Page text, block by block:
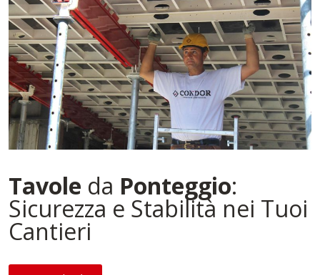
Tavole da Ponteggio:
Sicurezza e Stabilità nei Tuoi
Cantieri